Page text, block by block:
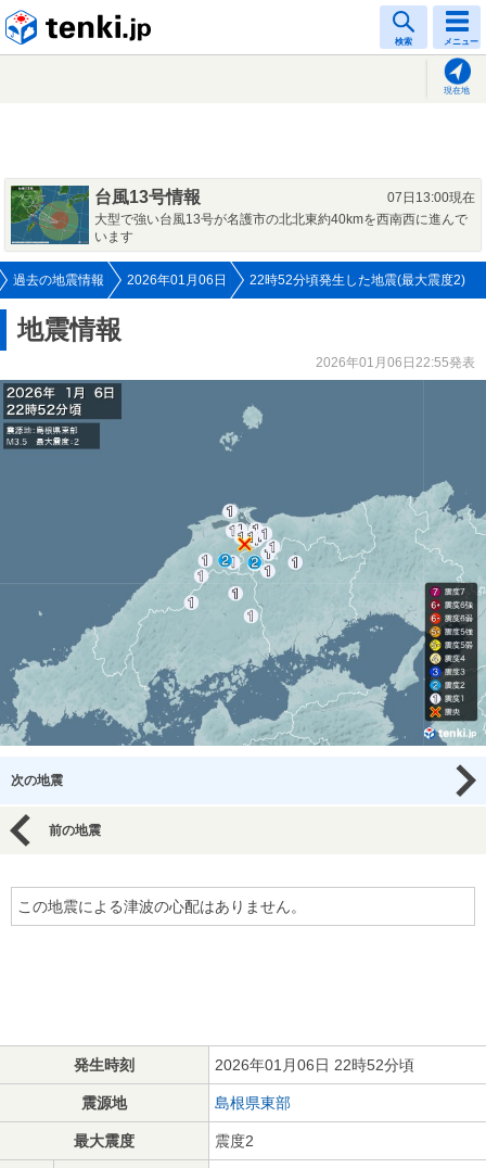
検索 メニュー
現在地
台風13号情報
07日13:00現在
大型で強い台風13号が名護市の北北東約40kmを西南西に進んで
います
過去の地震情報 2026年01月06日 22時52分頃発生した地震(最大震度2)
地震情報
2026年01月06日22:55発表
次の地震
前の地震
この地震による津波の心配はありません。
発生時刻 2026年01月06日 22時52分頃
震源地 島根県東部
最大震度 震度2